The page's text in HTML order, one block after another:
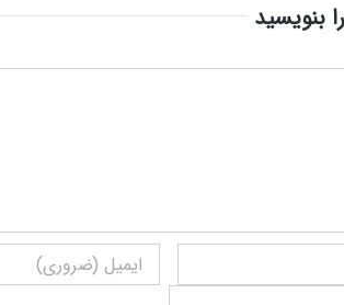
بنویسید